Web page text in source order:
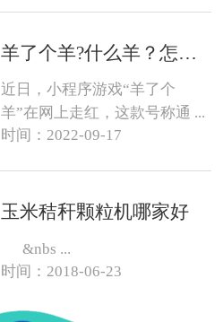
羊了个羊?什么羊？怎么养？
近日，小程序游戏“羊了个
羊”在网上走红，这款号称通 ...
时间：2022-09-17
玉米秸秆颗粒机哪家好
&nbs ...
时间：2018-06-23